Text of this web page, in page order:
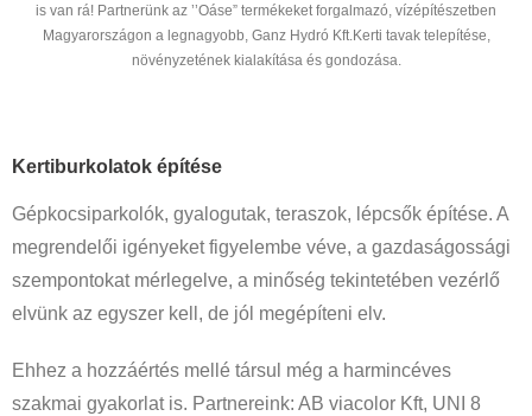
is van rá! Partnerünk az ’’Oáse” termékeket forgalmazó, vízépítészetben
Magyarországon a legnagyobb, Ganz Hydró Kft.Kerti tavak telepítése,
növényzetének kialakítása és gondozása.
Kertiburkolatok építése
Gépkocsiparkolók, gyalogutak, teraszok, lépcsők építése. A
megrendelői igényeket figyelembe véve, a gazdaságossági
szempontokat mérlegelve, a minőség tekintetében vezérlő
elvünk az egyszer kell, de jól megépíteni elv.
Ehhez a hozzáértés mellé társul még a harmincéves
szakmai gyakorlat is. Partnereink: AB viacolor Kft, UNI 8